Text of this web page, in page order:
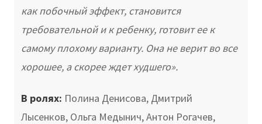
как побочный эффект, становится
требовательной и к ребенку, готовит ее к
самому плохому варианту. Она не верит во все
хорошее, а скорее ждет худшего».
В ролях: Полина Денисова, Дмитрий
Лысенков, Ольга Медынич, Антон Рогачев,